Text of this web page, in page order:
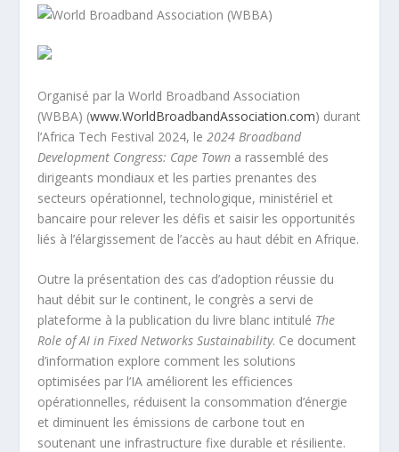
Organisé par la World Broadband Association
(WBBA) (www.WorldBroadbandAssociation.com) durant
l’Africa Tech Festival 2024, le2024 Broadband
Development Congress: Cape Town a rassemblé des
dirigeants mondiaux et les parties prenantes des
secteurs opérationnel, technologique, ministériel et
bancaire pour relever les défis et saisir les opportunités
liés à l’élargissement de l’accès au haut débit en Afrique.
Outre la présentation des cas d’adoption réussie du
haut débit sur le continent, le congrès a servi de
plateforme à la publication du livre blanc intitulé The
Role of AI in Fixed Networks Sustainability. Ce document
d’information explore comment les solutions
optimisées par l’IA améliorent les efficiences
opérationnelles, réduisent la consommation d’énergie
et diminuent les émissions de carbone tout en
soutenant une infrastructure fixe durable et résiliente.